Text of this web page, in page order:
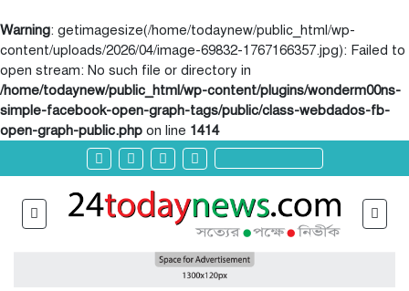
Warning: getimagesize(/home/todaynew/public_html/wp-
content/uploads/2026/04/image-69832-1767166357.jpg): Failed to
open stream: No such file or directory in
/home/todaynew/public_html/wp-content/plugins/wonderm00ns-
simple-facebook-open-graph-tags/public/class-webdados-fb-
open-graph-public.php on line 1414